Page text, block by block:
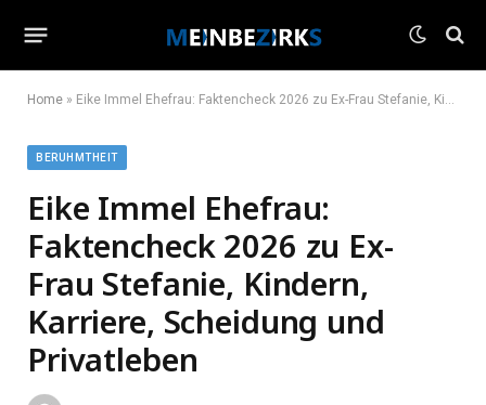
Home » Eike Immel Ehefrau: Faktencheck 2026 zu Ex-Frau Stefanie, Kindern, Karriere, Scheidung und Privatleben
BERUHMTHEIT
Eike Immel Ehefrau:
Faktencheck 2026 zu Ex-
Frau Stefanie, Kindern,
Karriere, Scheidung und
Privatleben